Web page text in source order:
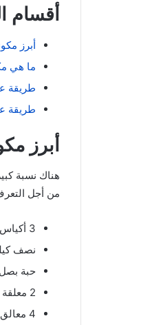
أقسام
أبرز
ما هي
طريقة
طريقة
أبرز
هناك نسبة
من أجل
3 أكياس المكرونة شكل الأقلام.
نصف
حبة
2 معلقة حجم كبير من الزيت النباتي.
4 معالق طعام حجم كبير من معجون الطماطم.